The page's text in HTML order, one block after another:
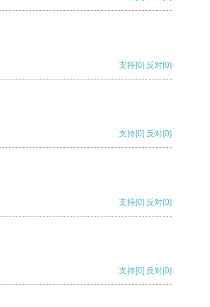
支持[0] 反对[0]
支持[0] 反对[0]
支持[0] 反对[0]
支持[0] 反对[0]